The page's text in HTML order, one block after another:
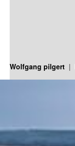
Wolfgang pilgert